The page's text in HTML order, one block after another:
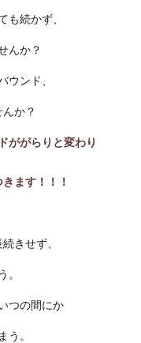
も続かず、
んか？
ウンド、
か？
ががらりと変わり
ます！！！
きせず、
。
つの間にか
う。